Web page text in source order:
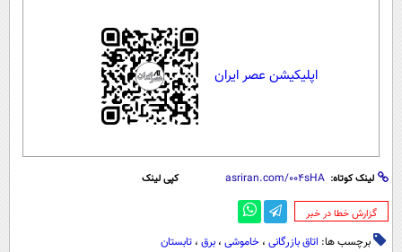
اپلیکیشن عصر ایران
لینک کوتاه: کپی لینک
‌گزارش خطا در خبر
برچسب ها: اتاق بازرگانی ، خاموشی ، برق ، تابستان